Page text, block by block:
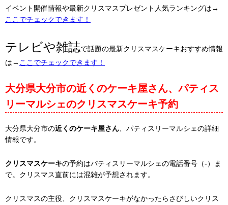
イベント開催情報や最新クリスマスプレゼント人気ランキングは→
ここでチェックできます！
テレビや雑誌で話題の最新クリスマスケーキおすすめ情報
は→ ここでチェックできます！
大分県大分市の近くのケーキ屋さん、パティス
リーマルシェのクリスマスケーキ予約
大分県大分市の近くのケーキ屋さん 、パティスリーマルシェの詳細
情報です。
クリスマスケーキの予約はパティスリーマルシェの電話番号（-）ま
で。クリスマス直前には混雑が予想されます。
クリスマスの主役、クリスマスケーキがなかったらさびしいクリス